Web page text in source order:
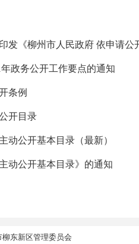
政务公开工作要点的通知
条例
开目录
动公开基本目录（最新）
动公开基本目录》的通知
柳东新区管理委员会